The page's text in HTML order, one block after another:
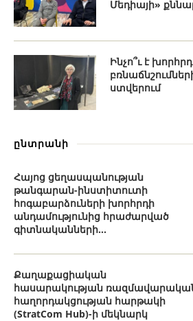
Մեդիայի»
Ինչո՞ւ է
ստվերում
ընտրանի
Հայոց ցեղասպանության
թանգարան-ինստիտուտի
հոգաբարձուների խորհրդի
անդամությունից հրաժարված
գիտնականների...
Քաղաքացիական
հասարակության
հաղորդակցության հարթակի
(StratCom Hub)-ի մեկնարկ